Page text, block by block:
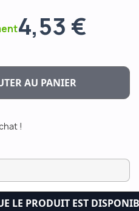
4,53 €
AU PANIER
!
LE PRODUIT EST